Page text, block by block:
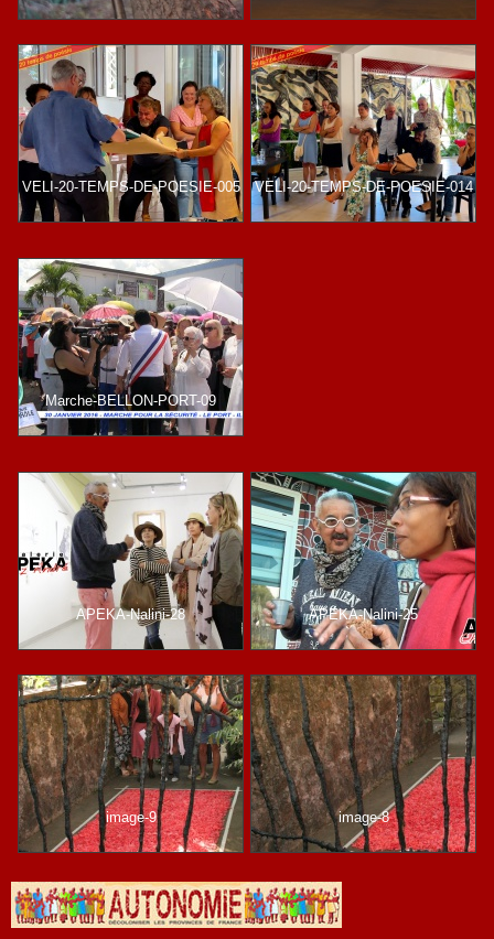
VELI-20-TEMPS-DE-POESIE-005 VELI-20-TEMPS-DE-POESIE-014
Marche-BELLON-PORT-09
APEKA-Nalini-28 APEKA-Nalini-25
image-9 image-8